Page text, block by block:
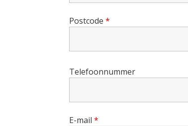
Postcode*
Telefoonnummer
E-mail*